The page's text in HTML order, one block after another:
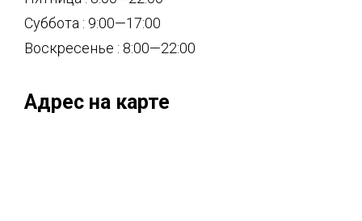
Суббота : 9:00—17:00
Воскресенье : 8:00—22:00
Адрес на карте